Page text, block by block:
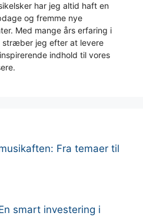
har jeg altid haft en
og fremme nye
Med mange års erfaring i
stræber jeg efter at levere
indhold til vores
Fra temaer til
smart investering i